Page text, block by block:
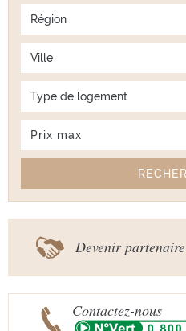
Région
Ville
Type de logement
Devenir partenaire
Contactez-nous